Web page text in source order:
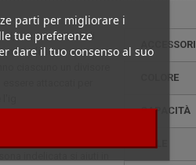
parti per migliorare i
tue preferenze
dare il tuo consenso al suoACCESSORI
COLORE
CAPACITÀ
STILE
e vi permetterà di
indelicata si aiuti in
ciascuno un divisore
attaccati per
e vi permetterà di
indelicata si aiuti in